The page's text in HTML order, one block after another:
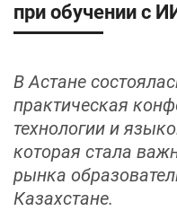
при обучении с
В Астане
практическая
технологии и
которая стала
рынка
Казахстане.